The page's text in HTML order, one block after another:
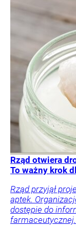
Rząd otwiera
To ważny krok
Rząd przyjął
aptek.
dostępie do